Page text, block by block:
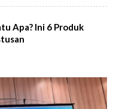
Apa? Ini 6 Produk